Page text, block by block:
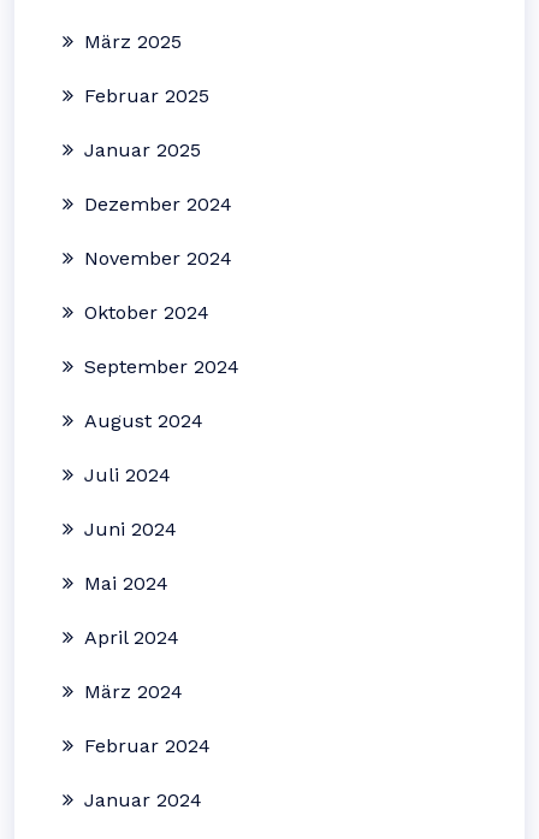
März 2025
Februar 2025
Januar 2025
Dezember 2024
November 2024
Oktober 2024
September 2024
August 2024
Juli 2024
Juni 2024
Mai 2024
April 2024
März 2024
Februar 2024
Januar 2024